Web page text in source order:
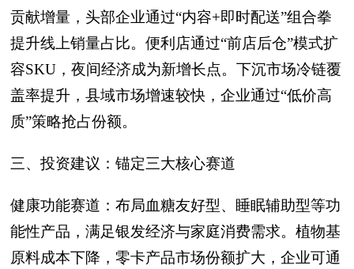
贡献增量，头部企业通过“内容+即时配送”组合拳
提升线上销量占比。便利店通过“前店后仓”模式扩
容SKU，夜间经济成为新增长点。下沉市场冷链覆
盖率提升，县域市场增速较快，企业通过“低价高
质”策略抢占份额。
三、投资建议：锚定三大核心赛道
健康功能赛道：布局血糖友好型、睡眠辅助型等功
能性产品，满足银发经济与家庭消费需求。植物基
原料成本下降，零卡产品市场份额扩大，企业可通